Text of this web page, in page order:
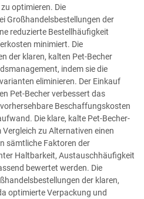
optimieren. Die
Großhandelsbestellungen der
reduzierte Bestellhäufigkeit
minimiert. Die
der klaren, kalten Pet-Becher
indem sie die
eliminieren. Der Einkauf
Pet-Becher verbessert das
Beschaffungskosten
Die klare, kalte Pet-Becher-
zu Alternativen einen
sämtliche Faktoren der
Haltbarkeit, Austauschhäufigkeit
bewertet werden. Die
der klaren,
optimierte Verpackung und